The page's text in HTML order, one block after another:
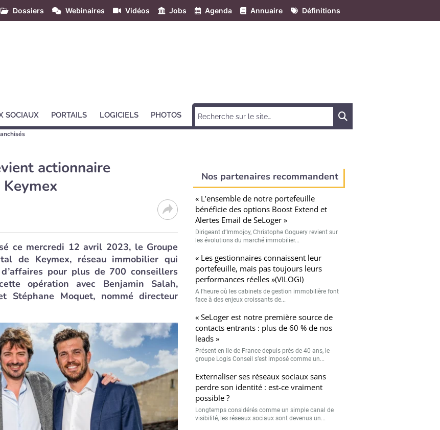
Dossiers Webinaires Vidéos Jobs Agenda Annuaire Définitions
SOCIAUX PORTAILS LOGICIELS PHOTOS
actionnaire
ce mercredi 12 avril 2023, le Groupe
de Keymex, réseau immobilier qui
pour plus de 700 conseillers
opération avec Benjamin Salah,
Stéphane Moquet, nommé directeur
Nos partenaires recommandent
« L’ensemble de notre portefeuille
bénéficie des options Boost Extend et
Alertes Email de SeLoger »
Dirigeant d’Immojoy, Christophe Goguery revient sur
les évolutions du marché immobilier...
« Les gestionnaires connaissent leur
portefeuille, mais pas toujours leurs
performances réelles »(VILOGI)
A l’heure où les cabinets de gestion immobilière font
face à des enjeux croissants de...
« SeLoger est notre première source de
contacts entrants : plus de 60 % de nos
leads »
Présent en Ile-de-France depuis près de 40 ans, le
groupe Logis Conseil s’est imposé comme un...
Externaliser ses réseaux sociaux sans
perdre son identité : est-ce vraiment
possible ?
Longtemps considérés comme un simple canal de
visibilité, les réseaux sociaux sont devenus un...